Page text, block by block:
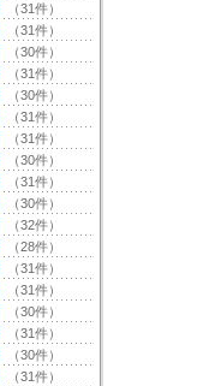
（31件）
（31件）
（30件）
（31件）
（30件）
（31件）
（31件）
（30件）
（31件）
（30件）
（32件）
（28件）
（31件）
（31件）
（30件）
（31件）
（30件）
（31件）